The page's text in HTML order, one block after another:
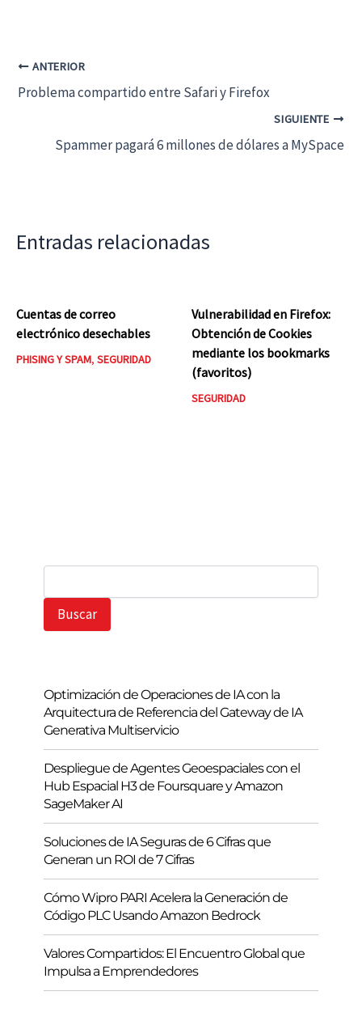
ANTERIOR
Problema compartido entre Safari y Firefox
SIGUIENTE
Spammer pagará 6 millones de dólares a MySpace
Entradas relacionadas
Cuentas de correo
electrónico desechables
PHISING Y SPAM, SEGURIDAD
Vulnerabilidad en Firefox:
Obtención de Cookies
mediante los bookmarks
(favoritos)
SEGURIDAD
B
s
Buscar
Optimización de Operaciones de IA con la
Arquitectura de Referencia del Gateway de IA
Generativa Multiservicio
Despliegue de Agentes Geoespaciales con el
Hub Espacial H3 de Foursquare y Amazon
SageMaker AI
Soluciones de IA Seguras de 6 Cifras que
Generan un ROI de 7 Cifras
Cómo Wipro PARI Acelera la Generación de
Código PLC Usando Amazon Bedrock
Valores Compartidos: El Encuentro Global que
Impulsa a Emprendedores